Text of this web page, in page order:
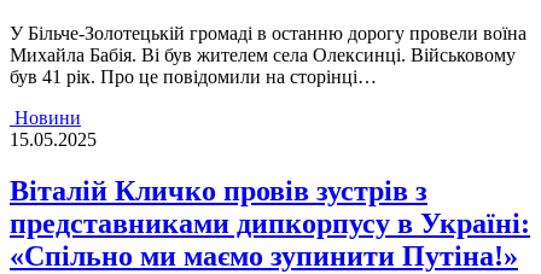
У Більче-Золотецькій громаді в останню дорогу провели воїна
Михайла Бабія. Ві був жителем села Олексинці. Військовому
був 41 рік. Про це повідомили на сторінці…
Новини
15.05.2025
Вiталiй Кличко провiв зустрiв з
представниками дипкорпусу в Українi:
«Спiльно ми маємо зупинити Путiна!»